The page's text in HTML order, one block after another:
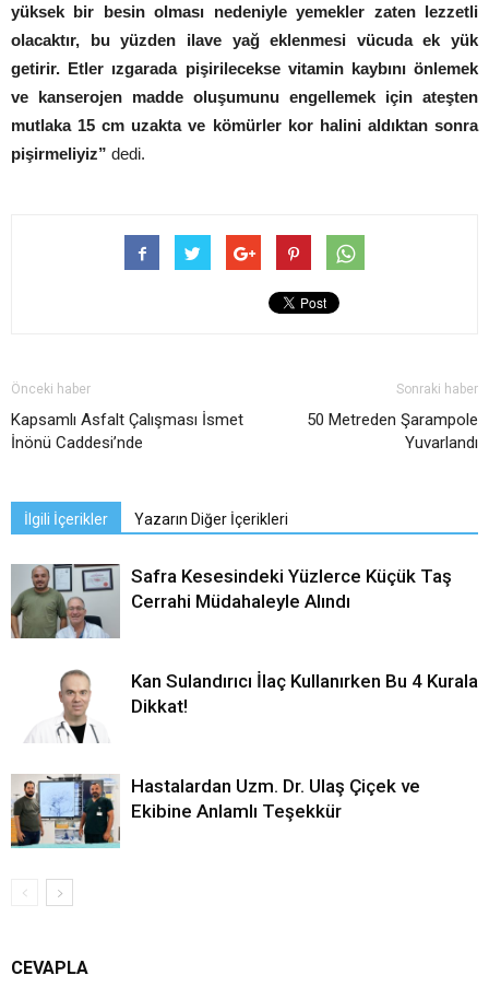
yüksek bir besin olması nedeniyle yemekler zaten lezzetli
olacaktır, bu yüzden ilave yağ eklenmesi vücuda ek yük
getirir. Etler ızgarada pişirilecekse vitamin kaybını önlemek
ve kanserojen madde oluşumunu engellemek için ateşten
mutlaka 15 cm uzakta ve kömürler kor halini aldıktan sonra
pişirmeliyiz” dedi.
Önceki haber
Kapsamlı Asfalt Çalışması İsmet
İnönü Caddesi’nde
Sonraki haber
50 Metreden Şarampole
Yuvarlandı
İlgili İçerikler Yazarın Diğer İçerikleri
Safra Kesesindeki Yüzlerce Küçük Taş
Cerrahi Müdahaleyle Alındı
Kan Sulandırıcı İlaç Kullanırken Bu 4 Kurala
Dikkat!
Hastalardan Uzm. Dr. Ulaş Çiçek ve
Ekibine Anlamlı Teşekkür
CEVAPLA